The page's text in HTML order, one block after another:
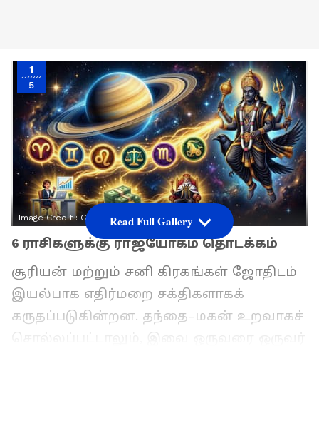
1
5
Image Credit : Gemini AI
6 ராசிகளுக்கு ராஜயோகம் தொடக்கம்
சூரியன் மற்றும் சனி கிரகங்கள் ஜோதிடம்
இயல்பாக எதிர்மறை சக்திகளாகக்
கருதப்படுகின்றன. தந்தை-மகன் உறவாகச்
Read Full Gallery